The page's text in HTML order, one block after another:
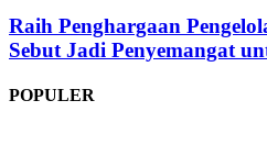
Raih Penghargaan
Sebut Jadi Penyemangat
POPULER